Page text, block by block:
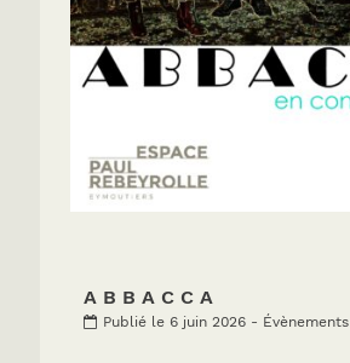
A B B A C C A
Publié le 6 juin 2026 - Évènements